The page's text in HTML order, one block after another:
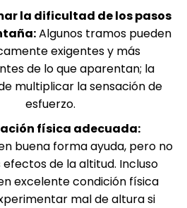
la dificultad de los pasos
Algunos tramos pueden
exigentes y más
de lo que aparentan; la
multiplicar la sensación de
esfuerzo.
física adecuada:
buena forma ayuda, pero no
efectos de la altitud. Incluso
excelente condición física
mal de altura si